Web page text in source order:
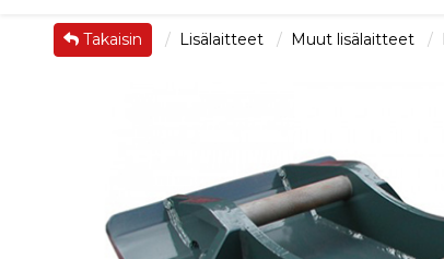
Takaisin Lisälaitteet Muut lisälaitteet